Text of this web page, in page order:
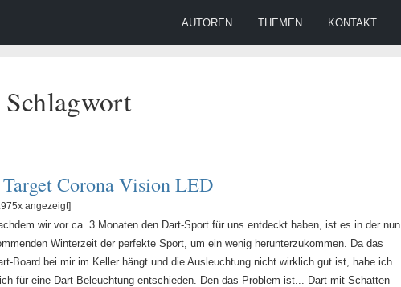
AUTOREN THEMEN KONTAKT
Corona Vision LED
angezeigt]
wir vor ca. 3 Monaten den Dart-Sport für uns entdeckt haben, ist es in der nun
Winterzeit der perfekte Sport, um ein wenig herunterzukommen. Da das
Board bei mir im Keller hängt und die Ausleuchtung nicht wirklich gut ist, habe ich
für eine Dart-Beleuchtung entschieden. Den das Problem ist... Dart mit Schatten